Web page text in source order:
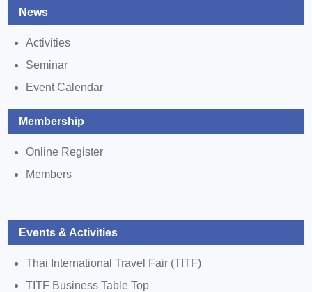
News
Activities
Seminar
Event Calendar
Membership
Online Register
Members
Events & Activities
Thai International Travel Fair (TITF)
TITF Business Table Top